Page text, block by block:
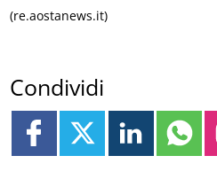
(re.aostanews.it)
Condividi